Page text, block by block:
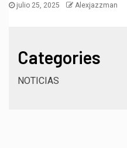
julio 25, 2025 Alexjazzman
Categories
NOTICIAS